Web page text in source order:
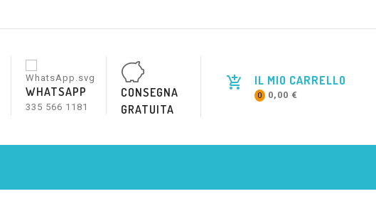
IL MIO CARRELLO
0 0,00 €
WHATSAPP
335 566 1181
CONSEGNA
GRATUITA